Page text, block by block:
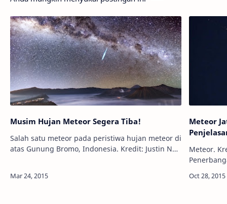
Musim Hujan Meteor Segera Tiba!
Salah satu meteor pada peristiwa hujan meteor di
atas Gunung Bromo, Indonesia. Kredit: Justin Ng
Meteor
Meteor. Kredit: NASA
hutan